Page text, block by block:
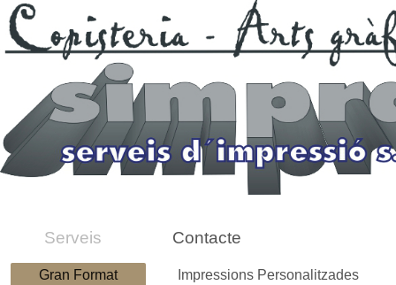
Serveis Contacte
Gran Format Impressions Personalitzades